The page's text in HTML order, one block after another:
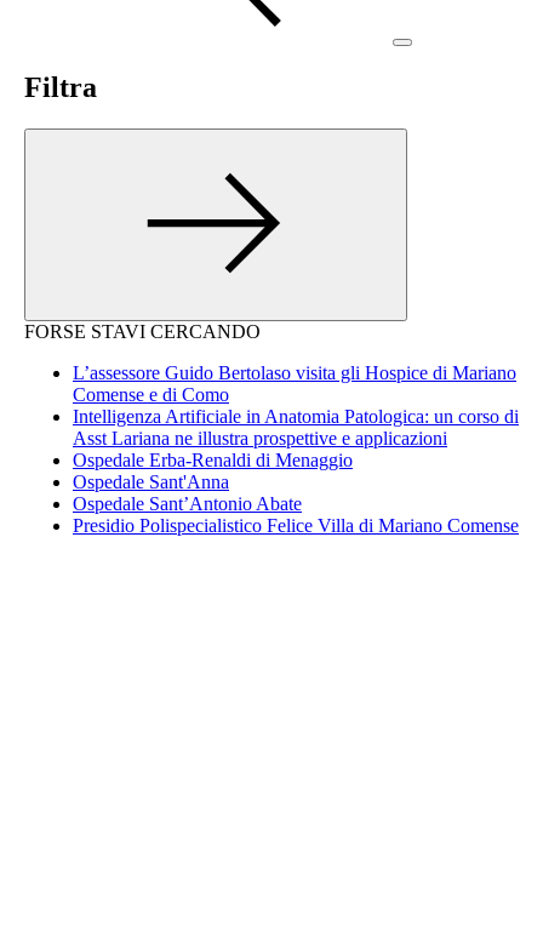
Filtra
FORSE STAVI CERCANDO
L’assessore Guido Bertolaso visita gli Hospice di Mariano
Comense e di Como
Intelligenza Artificiale in Anatomia Patologica: un corso di
Asst Lariana ne illustra prospettive e applicazioni
Ospedale Erba-Renaldi di Menaggio
Ospedale Sant'Anna
Ospedale Sant’Antonio Abate
Presidio Polispecialistico Felice Villa di Mariano Comense